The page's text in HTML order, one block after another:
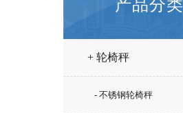
产品分类
+ 轮椅秤
- 不锈钢轮椅秤